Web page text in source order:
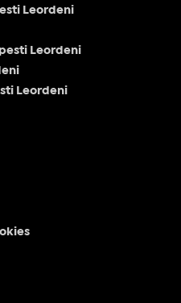
Leordeni
Leordeni
Leordeni